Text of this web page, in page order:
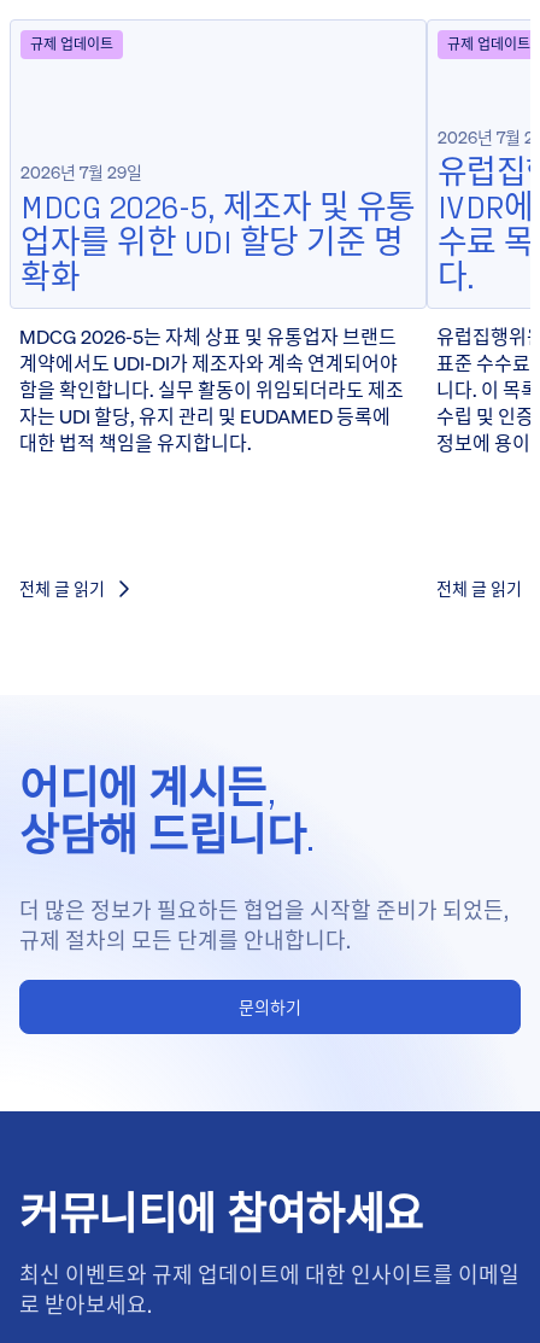
규제 업데이트
2026년 7월 29일
MDCG 2026-5, 제조자 및 유통
업자를 위한 UDI 할당 기준 명
확화
MDCG 2026-5는 자체 상표 및 유통업자 브랜드
계약에서도 UDI-DI가 제조자와 계속 연계되어야
함을 확인합니다. 실무 활동이 위임되더라도 제조
자는 UDI 할당, 유지 관리 및 EUDAMED 등록에
대한 법적 책임을 유지합니다.
전체 글 읽기
규제 업데이트
2026년 7월
유럽집
IVDR
수료
다.
유럽집행위
표준 수수료
니다. 이 목
수립 및 인
정보에 용이
전체 글 읽기
어디에 계시든,
상담해 드립니다.
더 많은 정보가 필요하든 협업을 시작할 준비가 되었든,
규제 절차의 모든 단계를 안내합니다.
문의하기
커뮤니티에 참여하세요
최신 이벤트와 규제 업데이트에 대한 인사이트를 이메일
로 받아보세요.